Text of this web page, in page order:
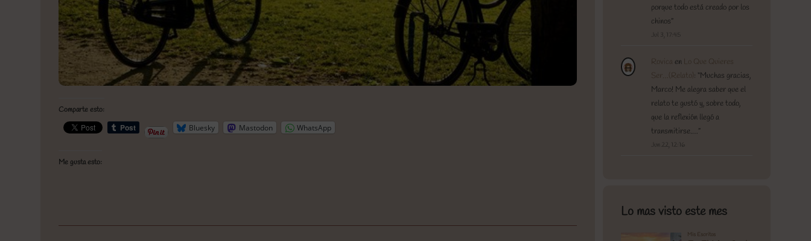
Comparte esto:
Bluesky Mastodon WhatsApp
Me gusta esto:
porque todo está creado por los
chinos”
Jul 3, 17:45
Rovica en
Lo Que Quieres
Ser…(Relato) : “Muchas gracias,
Marco! Me alegra saber que el
relato te gustó y, sobre todo,
que la reflexión llegó a
transmitirse.…”
Jun 22, 12:16
Lo mas visto este mes